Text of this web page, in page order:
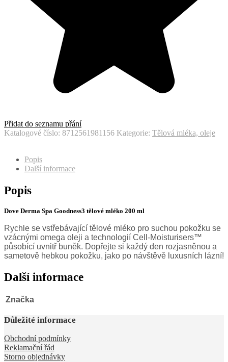
Přidat do seznamu přání
Katalogové číslo: 8712561981156 Kategorie: Tělová mléka, oleje
Popis
Další informace
Popis
Dove Derma Spa Goodness3 tělové mléko 200 ml
Rychle se vstřebávající tělové mléko pro suchou pokožku se
vzácnými omega oleji a technologií Cell-Moisturisers™
působící uvnitř buněk. Dopřejte si každý den rozjasněnou a
sametově hebkou pokožku, jako po návštěvě luxusních lázní!
Další informace
Značka
Důležité informace
Obchodní podmínky
Reklamační řád
Storno objednávky